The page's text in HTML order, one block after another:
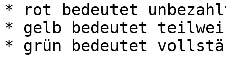
* rot bedeutet
* gelb bedeutet
* grün bedeutet